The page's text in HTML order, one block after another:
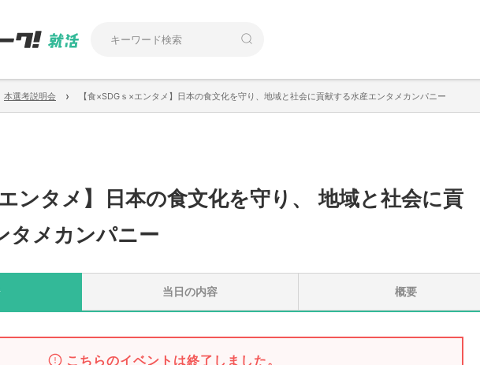
本選考説明会 › 【食×SDGｓ×エンタメ】日本の食文化を守り、地域と社会に貢献する水産エンタメカンパニー
ンタメ】 日本の食文化を守り 、
地域と社会に貢
タメカンパニー
当日の内容 概要
こちらのイベントは終了しました。